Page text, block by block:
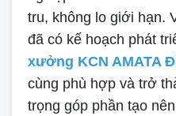
tru, không lo giới hạn.
đã có kế hoạch phát
xưởng KCN AMATA
cùng phù hợp và trở
trọng góp phần tạo